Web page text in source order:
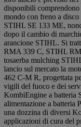
disponibili
mondo con freno a
STIHL SE 133 ME,
dopo il cambio di
arancione STIHL. Si
RMA 339 C, STIHL
tosaerba mulching
lancio sul mercato la
462 C-M R, progettata
vigili del fuoco e dei
KombiEngine a batteria
alimentazione a batteria
una dozzina di diversi
applicazioni di cura del